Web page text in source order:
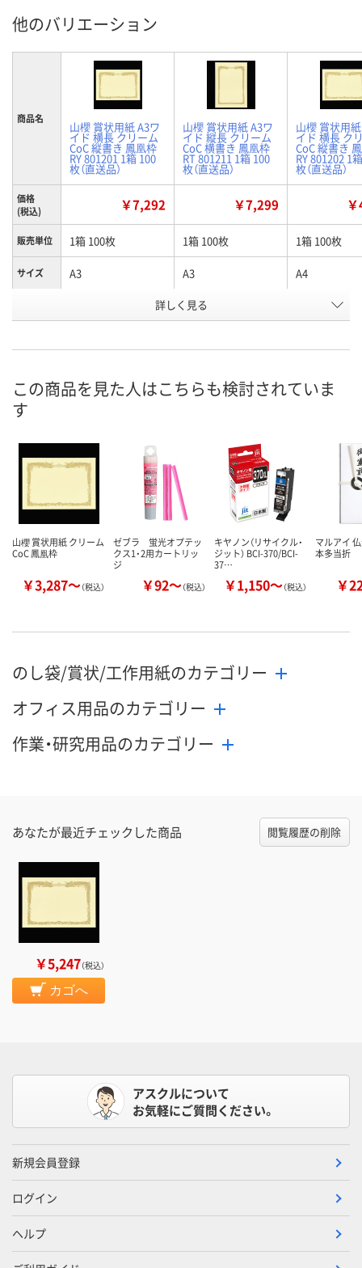
他のバリエーション
商品名
山櫻 賞状用紙 A3ワ
イド 横長 クリーム
CoC 縦書き 鳳凰枠
RY 801201 1箱 100
枚（直送品）
山櫻 賞状用紙 A3ワ
イド 縦長 クリーム
CoC 横書き 鳳凰枠
RT 801211 1箱 100
枚（直送品）
山櫻 賞状用
イド 横長 ク
CoC 縦書き
RY 801202 1
枚（直送品）
価格
(税込)
￥7,292 ￥7,299
販売単位 1箱 100枚 1箱 100枚 1箱 100枚
サイズ A3 A3 A4
縦長
HU05664 HU06298 HU05663
在庫 直送品 直送品 直送品
お届け日
数量
カゴへ カゴへ カ
詳しく見る
この商品を見た人はこちらも検討されていま
す
山櫻 賞状用紙 クリーム
CoC 鳳凰枠
￥3,287～（税込）
ゼブラ 蛍光オプテッ
クス1・2用カートリッ
ジ
￥92～（税込）
キヤノン（リサイクル・
ジット） BCI-370/BCI-
37…
￥1,150～（税込）
マルアイ
本多当折
￥
のし袋/賞状/工作用紙のカテゴリー
オフィス用品のカテゴリー
作業・研究用品のカテゴリー
あなたが最近チェックした商品 閲覧履歴の削除
￥5,247（税込）
カゴへ
アスクルについて
お気軽にご質問ください。
新規会員登録
ログイン
ヘルプ